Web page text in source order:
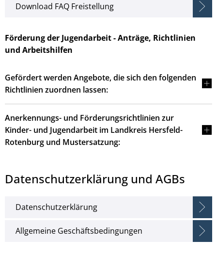
Download FAQ Freistellung
Förderung der Jugendarbeit - Anträge, Richtlinien
und Arbeitshilfen
Gefördert werden Angebote, die sich den folgenden
Richtlinien zuordnen lassen:
Anerkennungs- und Förderungsrichtlinien zur
Kinder- und Jugendarbeit im Landkreis Hersfeld-
Rotenburg und Mustersatzung:
Datenschutzerklärung und AGBs
Datenschutzerklärung
Allgemeine Geschäftsbedingungen